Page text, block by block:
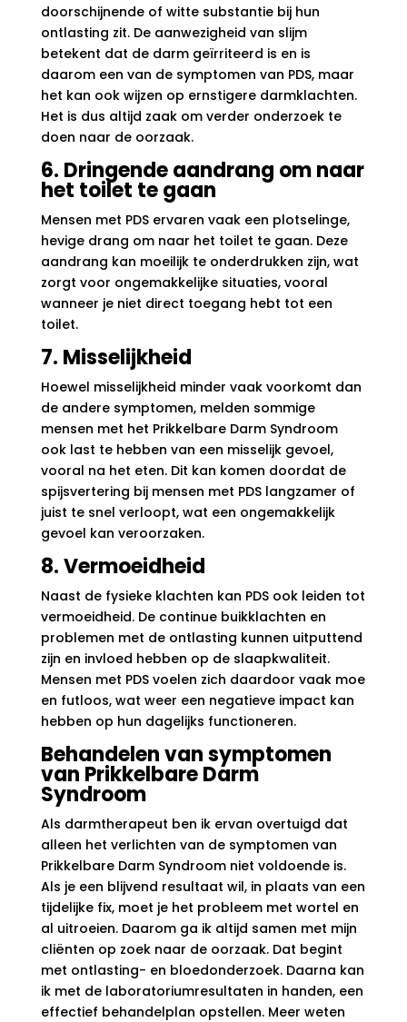
doorschijnende of witte substantie bij hun
ontlasting zit. De aanwezigheid van slijm
betekent dat de darm geïrriteerd is en is
daarom een van de symptomen van PDS, maar
het kan ook wijzen op ernstigere darmklachten.
Het is dus altijd zaak om verder onderzoek te
doen naar de oorzaak.
6. Dringende aandrang om naar
het toilet te gaan
Mensen met PDS ervaren vaak een plotselinge,
hevige drang om naar het toilet te gaan. Deze
aandrang kan moeilijk te onderdrukken zijn, wat
zorgt voor ongemakkelijke situaties, vooral
wanneer je niet direct toegang hebt tot een
toilet.
7. Misselijkheid
Hoewel misselijkheid minder vaak voorkomt dan
de andere symptomen, melden sommige
mensen met het Prikkelbare Darm Syndroom
ook last te hebben van een misselijk gevoel,
vooral na het eten. Dit kan komen doordat de
spijsvertering bij mensen met PDS langzamer of
juist te snel verloopt, wat een ongemakkelijk
gevoel kan veroorzaken.
8. Vermoeidheid
Naast de fysieke klachten kan PDS ook leiden tot
vermoeidheid. De continue buikklachten en
problemen met de ontlasting kunnen uitputtend
zijn en invloed hebben op de slaapkwaliteit.
Mensen met PDS voelen zich daardoor vaak moe
en futloos, wat weer een negatieve impact kan
hebben op hun dagelijks functioneren.
Behandelen van symptomen
van Prikkelbare Darm
Syndroom
Als darmtherapeut ben ik ervan overtuigd dat
alleen het verlichten van de symptomen van
Prikkelbare Darm Syndroom niet voldoende is.
Als je een blijvend resultaat wil, in plaats van een
tijdelijke fix, moet je het probleem met wortel en
al uitroeien. Daarom ga ik altijd samen met mijn
cliënten op zoek naar de oorzaak. Dat begint
met ontlasting- en bloedonderzoek. Daarna kan
ik met de laboratoriumresultaten in handen, een
effectief behandelplan opstellen. Meer weten